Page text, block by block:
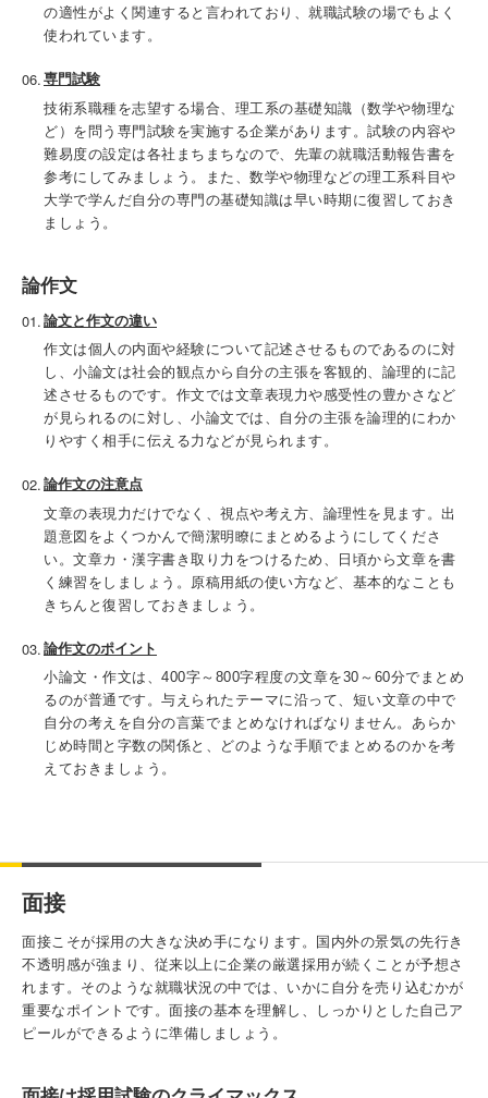
の適性がよく関連すると言われており、就職試験の場でもよく
使われています。
専門試験
技術系職種を志望する場合、理工系の基礎知識（数学や物理な
ど）を問う専門試験を実施する企業があります。試験の内容や
難易度の設定は各社まちまちなので、先輩の就職活動報告書を
参考にしてみましょう。また、数学や物理などの理工系科目や
大学で学んだ自分の専門の基礎知識は早い時期に復習しておき
ましょう。
論作文
論文と作文の違い
作文は個人の内面や経験について記述させるものであるのに対
し、小論文は社会的観点から自分の主張を客観的、論理的に記
述させるものです。作文では文章表現力や感受性の豊かさなど
が見られるのに対し、小論文では、自分の主張を論理的にわか
りやすく相手に伝える力などが見られます。
論作文の注意点
文章の表現力だけでなく、視点や考え方、論理性を見ます。出
題意図をよくつかんで簡潔明瞭にまとめるようにしてくださ
い。文章カ・漢字書き取り力をつけるため、日頃から文章を書
く練習をしましょう。原稿用紙の使い方など、基本的なことも
きちんと復習しておきましょう。
論作文のポイント
小論文・作文は、400字～800字程度の文章を30～60分でまとめ
るのが普通です。与えられたテーマに沿って、短い文章の中で
自分の考えを自分の言葉でまとめなければなりません。あらか
じめ時間と字数の関係と、どのような手順でまとめるのかを考
えておきましょう。
面接
面接こそが採用の大きな決め手になります。国内外の景気の先行き
不透明感が強まり、従来以上に企業の厳選採用が続くことが予想さ
れます。そのような就職状況の中では、いかに自分を売り込むかが
重要なポイントです。面接の基本を理解し、しっかりとした自己ア
ピールができるように準備しましょう。